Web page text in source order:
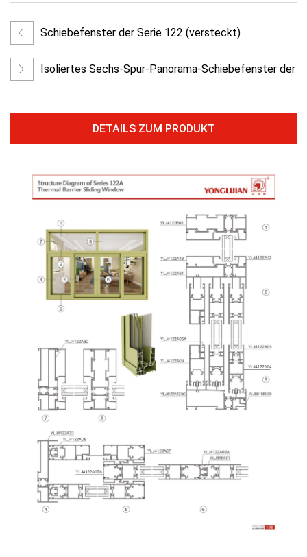
Schiebefenster der Serie 122 (versteckt)
Isoliertes Sechs-Spur-Panorama-Schiebefenster der
DETAILS ZUM PRODUKT